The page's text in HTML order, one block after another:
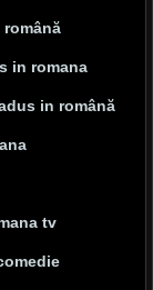
in romana
in română
tv